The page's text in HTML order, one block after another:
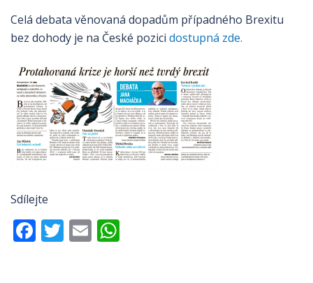
Celá debata věnovaná dopadům případného Brexitu
bez dohody je na České pozici dostupná zde.
Sdílejte
Facebook
Twitter
Email